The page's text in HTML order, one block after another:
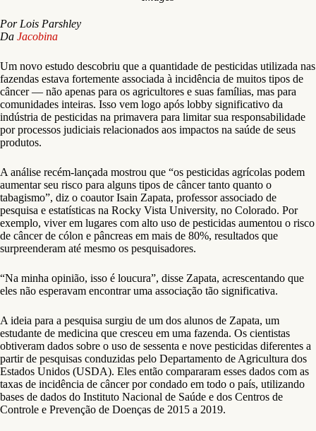
Por Lois Parshley
Da Jacobina
Um novo estudo descobriu que a quantidade de pesticidas utilizada nas
fazendas estava fortemente associada à incidência de muitos tipos de
câncer — não apenas para os agricultores e suas famílias, mas para
comunidades inteiras. Isso vem logo após lobby significativo da
indústria de pesticidas na primavera para limitar sua responsabilidade
por processos judiciais relacionados aos impactos na saúde de seus
produtos.
A análise recém-lançada mostrou que “os pesticidas agrícolas podem
aumentar seu risco para alguns tipos de câncer tanto quanto o
tabagismo”, diz o coautor Isain Zapata, professor associado de
pesquisa e estatísticas na Rocky Vista University, no Colorado. Por
exemplo, viver em lugares com alto uso de pesticidas aumentou o risco
de câncer de cólon e pâncreas em mais de 80%, resultados que
surpreenderam até mesmo os pesquisadores.
“Na minha opinião, isso é loucura”, disse Zapata, acrescentando que
eles não esperavam encontrar uma associação tão significativa.
A ideia para a pesquisa surgiu de um dos alunos de Zapata, um
estudante de medicina que cresceu em uma fazenda. Os cientistas
obtiveram dados sobre o uso de sessenta e nove pesticidas diferentes a
partir de pesquisas conduzidas pelo Departamento de Agricultura dos
Estados Unidos (USDA). Eles então compararam esses dados com as
taxas de incidência de câncer por condado em todo o país, utilizando
bases de dados do Instituto Nacional de Saúde e dos Centros de
Controle e Prevenção de Doenças de 2015 a 2019.